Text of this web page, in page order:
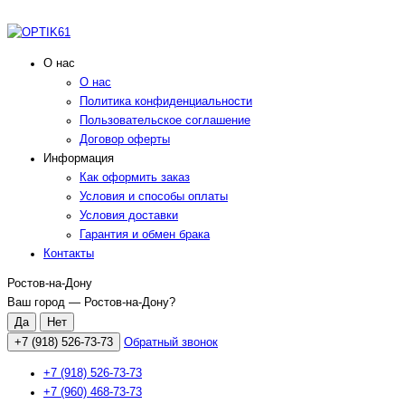
О нас
О нас
Политика конфиденциальности
Пользовательское соглашение
Договор оферты
Информация
Как оформить заказ
Условия и способы оплаты
Условия доставки
Гарантия и обмен брака
Контакты
Ростов-на-Дону
Ваш город — Ростов-на-Дону?
+7 (918) 526-73-73 Обратный звонок
+7 (918) 526-73-73
+7 (960) 468-73-73